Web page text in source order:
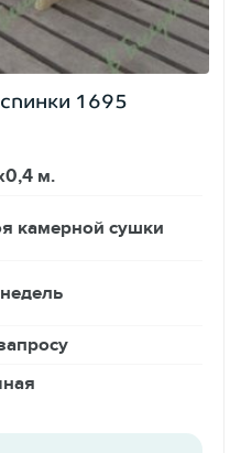
1695
м.
камерной сушки